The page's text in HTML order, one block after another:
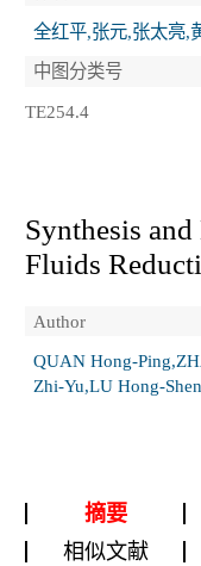
全红平,张元,张太亮,
中图分类号
TE254.4
Synthesis
Fluids
Author
QUAN Hong-
Zhi-Yu,LU Hong-
摘要
相似文献